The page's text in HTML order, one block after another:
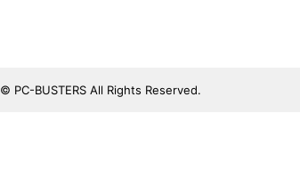
© PC-BUSTERS All Rights Reserved.